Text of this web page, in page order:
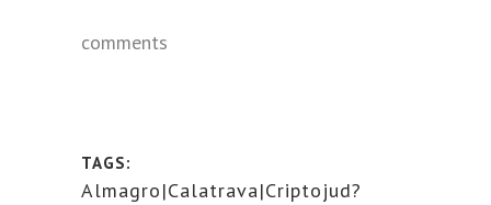
comments
TAGS:
Almagro|Calatrava|Criptojud?